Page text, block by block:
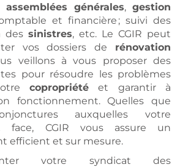
assemblées générales, gestion
et financière ; suivi des
des sinistres, etc. Le CGIR peut
vos dossiers de rénovation
veillons à vous proposer des
pour résoudre les problèmes
copropriété et garantir à
fonctionnement. Quelles que
auxquelles votre
face, CGIR vous assure un
efficient et sur mesure.
votre syndicat des